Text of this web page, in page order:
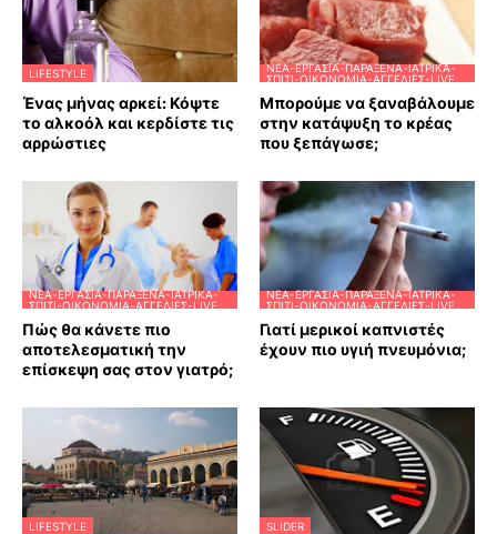
LIFESTYLE
Ένας μήνας αρκεί: Κόψτε
το αλκοόλ και κερδίστε τις
αρρώστιες
ΝΈΑ-ΕΡΓΑΣΊΑ-ΠΑΡΆΞΕΝΑ-ΙΑΤΡΙΚΆ-
ΣΠΊΤΙ-ΟΙΚΟΝΟΜΊΑ-ΑΓΓΕΛΊΕΣ-LIVE
Μπορούμε να ξαναβάλουμε
στην κατάψυξη το κρέας
που ξεπάγωσε;
ΝΈΑ-ΕΡΓΑΣΊΑ-ΠΑΡΆΞΕΝΑ-ΙΑΤΡΙΚΆ-
ΣΠΊΤΙ-ΟΙΚΟΝΟΜΊΑ-ΑΓΓΕΛΊΕΣ-LIVE
Πώς θα κάνετε πιο
αποτελεσματική την
επίσκεψη σας στον γιατρό;
ΝΈΑ-ΕΡΓΑΣΊΑ-ΠΑΡΆΞΕΝΑ-ΙΑΤΡΙΚΆ-
ΣΠΊΤΙ-ΟΙΚΟΝΟΜΊΑ-ΑΓΓΕΛΊΕΣ-LIVE
Γιατί μερικοί καπνιστές
έχουν πιο υγιή πνευμόνια;
LIFESTYLE SLIDER